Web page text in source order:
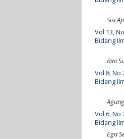
Sisi
Vol 13,
Bidang
Rini
Vol 8, No
Bidang
Vol 6, No
Bidang
Ega